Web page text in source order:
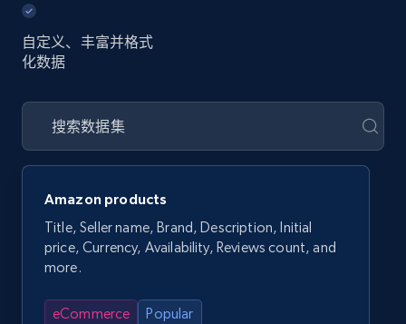
自定义、丰富并格式
化数据
Amazon products
Title, Seller name, Brand, Description, Initial
price, Currency, Availability, Reviews count, and
more.
eCommerce Popular